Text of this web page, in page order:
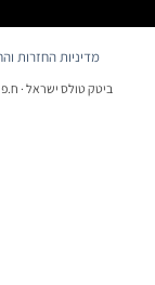
מדיניות החזרות והחזרים
ביטק טולס ישראל · ח.פ 512-959-206 · רחוב שביט 3, ראשון לציון · טל׳ 03-544-4144
כל